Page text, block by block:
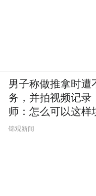
男子称做推拿时遭
务，并拍视频记录
师：怎么可以这样
锦观新闻